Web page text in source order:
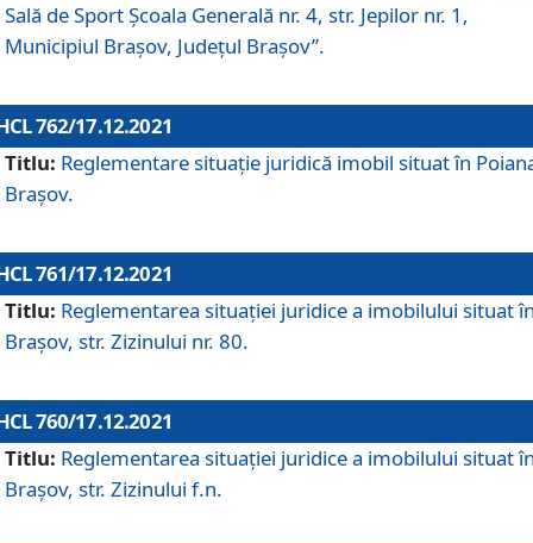
Sală de Sport Școala Generală nr. 4, str. Jepilor nr. 1,
Municipiul Brașov, Județul Brașov”.
762/17.12.2021
Titlu: Reglementare situație juridică imobil situat în
Brașov.
761/17.12.2021
Titlu: Reglementarea situației juridice a imobilului situat
Brașov, str. Zizinului nr. 80.
760/17.12.2021
Titlu: Reglementarea situației juridice a imobilului situat
Brașov, str. Zizinului f.n.